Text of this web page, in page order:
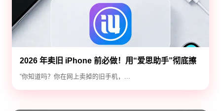
2026 年卖旧 iPhone 前必做！用“爱思助手”彻底擦
除隐私，防止数据泄露
“你知道吗？你在网上卖掉的旧手机，...